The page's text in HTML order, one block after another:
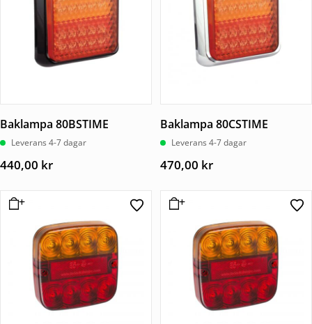
Baklampa 80BSTIME
Leverans 4-7 dagar
440,00 kr
Baklampa 80CSTIME
Leverans 4-7 dagar
470,00 kr